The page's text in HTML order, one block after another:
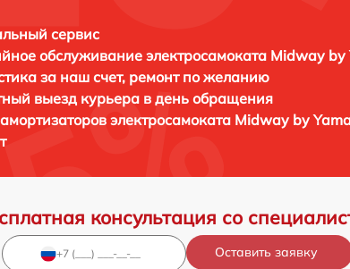
сервис
обслуживание электросамоката Midway by
за наш счет, ремонт по желанию
выезд курьера в день обращения
электросамоката Midway by
консультация со
Оставить заявку